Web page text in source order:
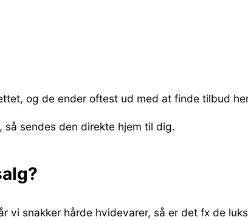
og de ender oftest ud med at finde tilbud
så sendes den direkte hjem til dig.
snakker hårde hvidevarer, så er det fx de